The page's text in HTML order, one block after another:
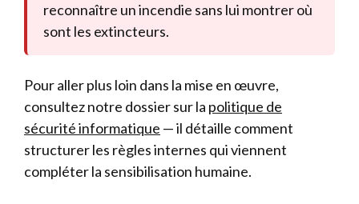
reconnaître un incendie sans lui montrer où
sont les extincteurs.
Pour aller plus loin dans la mise en œuvre,
consultez notre dossier sur la politique de
sécurité informatique — il détaille comment
structurer les règles internes qui viennent
compléter la sensibilisation humaine.